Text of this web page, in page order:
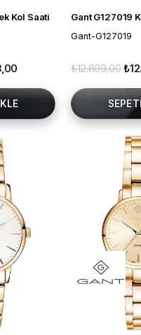
Kol Saati Gant G127019
Gant-G127019
₺12.699,00